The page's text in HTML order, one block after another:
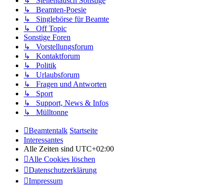
↳ Beamten-Poesie
↳ Singlebörse für Beamte
↳ Off Topic
Sonstige Foren
↳ Vorstellungsforum
↳ Kontaktforum
↳ Politik
↳ Urlaubsforum
↳ Fragen und Antworten
↳ Sport
↳ Support, News & Infos
↳ Mülltonne
Beamtentalk Startseite
Interessantes
Alle Zeiten sind UTC+02:00
Alle Cookies löschen
Datenschutzerklärung
Impressum